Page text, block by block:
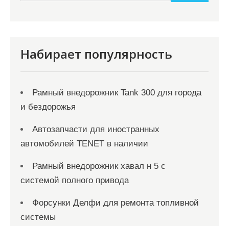
Набирает популярность
Рамный внедорожник Tank 300 для города
и бездорожья
Автозапчасти для иностранных
автомобилей TENET в наличии
Рамный внедорожник хавал н 5 с
системой полного привода
Форсунки Делфи для ремонта топливной
системы